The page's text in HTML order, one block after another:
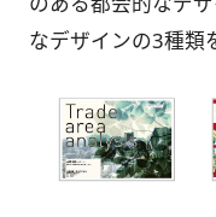
なデザインの3種類